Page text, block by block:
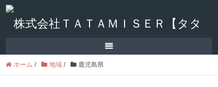
ホーム / 地域 / 鹿児島県